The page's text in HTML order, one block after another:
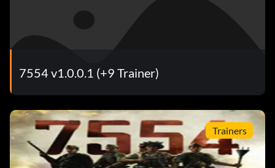
7554 v1.0.0.1 (+9 Trainer)
Trainers